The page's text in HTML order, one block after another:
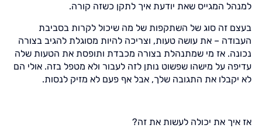
למנהל המגייס שאת יודעת איך לתקן כשזה קורה.
בעצם זה סוג של השתקפות של מה שיכול לקרות בסביבת
העבודה – את עושה טעות, וצריכה להיות מסוגלת להגיב בצורה
נכונה. אז מי שמתנהלת בצורה מכבדת ותופסת את הטעות שלה
עדיפה על מישהו שפשוט נותן לזה לעבור ולא מטפל בזה. אולי הם
לא יקבלו את התגובה שלך, אבל אף פעם לא מזיק לנסות.
אז איך את יכולה לעשות את זה?